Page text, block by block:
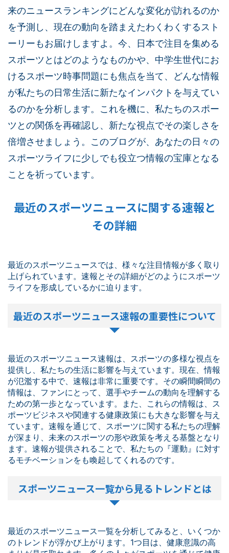
来のニュースランキングにどんな変化が訪れるのか
を予測し、現在の動向を踏まえたわくわくするスト
ーリーもお届けしますよ。今、日本で注目を集める
スポーツとはどのようなものかや、中学生世代にお
けるスポーツ時事問題にも焦点を当て、どんな情報
が私たちの日常生活に新たなインパクトを与えてい
るのかを分析します。これを機に、私たちのスポー
ツとの関係を再確認し、新たな視点でその楽しさを
倍増させましょう。このブログが、あなたの日々の
スポーツライフに少しでも役立つ情報の宝庫となる
ことを祈っています。
最近のスポーツニュースに関する速報と
その詳細
最近のスポーツニュースでは、様々な注目情報が多く取り
上げられています。速報とその詳細がどのようにスポーツ
ライフを形成しているかに迫ります。
最近のスポーツニュース速報の重要性について
最近のスポーツニュース速報は、スポーツの多様な視点を
提供し、私たちの生活に影響を与えています。現在、情報
が氾濫する中で、速報は非常に重要です。その瞬間瞬間の
情報は、ファンにとって、選手やチームの動向を理解する
ための第一歩となっています。また、これらの情報は、ス
ポーツビジネスや関連する健康政策にも大きな影響を与え
ています。速報を通じて、スポーツに関する私たちの理解
が深まり、未来のスポーツの形や政策を考える基盤となり
ます。速報が提供されることで、私たちの『運動』に対す
るモチベーションをも喚起してくれるのです。
スポーツニュース一覧から見るトレンドとは
最近のスポーツニュース一覧を分析してみると、いくつか
のトレンドが浮かび上がります。1つ目は、健康意識の高